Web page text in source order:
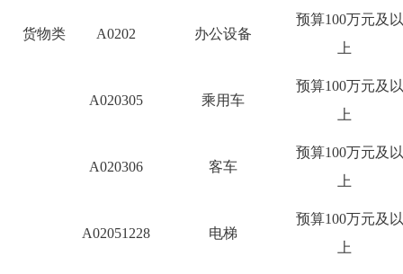
货物类 A0202 办公设备
预算100万元及以
上
A020305 乘用车
预算100万元及以
上
A020306 客车
预算100万元及以
上
A02051228 电梯
预算100万元及以
上